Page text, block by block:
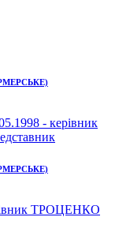
- керівник
ТРОЦЕНКО